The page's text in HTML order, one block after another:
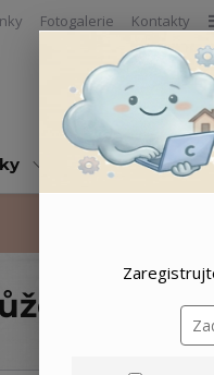
Fotogalerie Kontakty
Vše